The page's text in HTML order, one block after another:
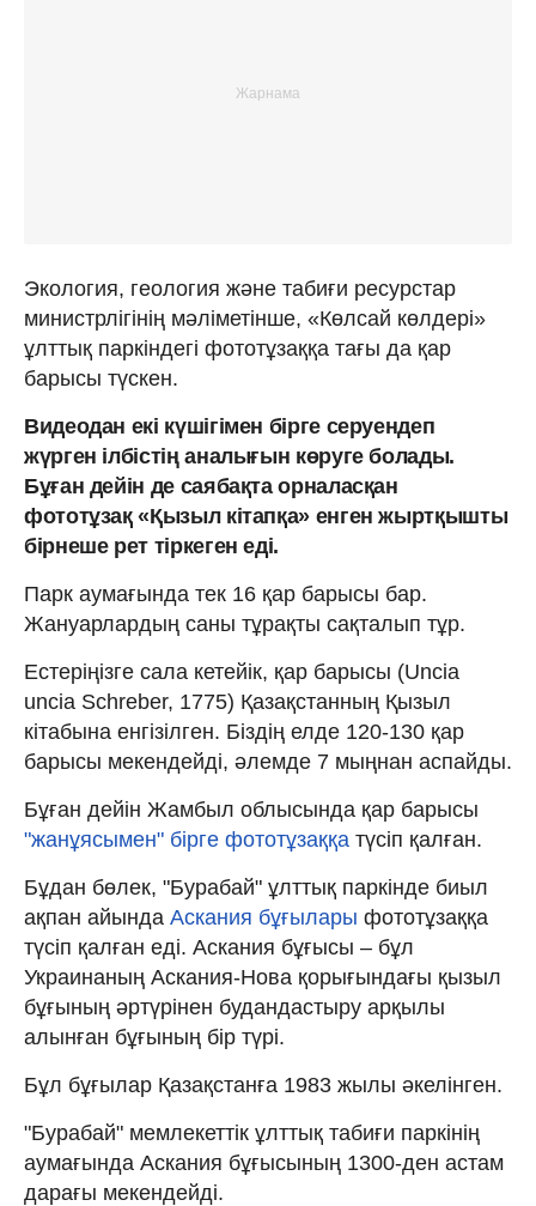
Экология, геология және табиғи ресурстар
министрлігінің мәліметінше, «Көлсай көлдері»
ұлттық паркіндегі фототұзаққа тағы да қар
барысы түскен.
Видеодан екі күшігімен бірге серуендеп
жүрген ілбістің аналығын көруге болады.
Бұған дейін де саябақта орналасқан
фототұзақ «Қызыл кітапқа» енген жыртқышты
бірнеше рет тіркеген еді.
Парк аумағында тек 16 қар барысы бар.
Жануарлардың саны тұрақты сақталып тұр.
Естеріңізге сала кетейік, қар барысы (Uncia
uncia Schreber, 1775) Қазақстанның Қызыл
кітабына енгізілген. Біздің елде 120-130 қар
барысы мекендейді, әлемде 7 мыңнан аспайды.
Бұған дейін Жамбыл облысында қар барысы
"жанұясымен" бірге фототұзаққа түсіп қалған.
Бұдан бөлек, "Бурабай" ұлттық паркінде биыл
ақпан айында Аскания бұғылары фототұзаққа
түсіп қалған еді. Аскания бұғысы – бұл
Украинаның Аскания-Нова қорығындағы қызыл
бұғының әртүрінен будандастыру арқылы
алынған бұғының бір түрі.
Бұл бұғылар Қазақстанға 1983 жылы әкелінген.
"Бурабай" мемлекеттік ұлттық табиғи паркінің
аумағында Аскания бұғысының 1300-ден астам
дарағы мекендейді.